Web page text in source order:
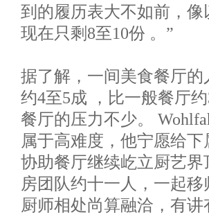
到的履历表大不如前，像
现在只剩8至10份 。”
据了解，一间美食餐厅
约4至5成 ，比一般餐厅
餐厅的压力不少。
属于高难度，他宁愿给
协助餐厅继续屹立厨艺
房团队约十一人，一起
厨师相处尚算融洽，有